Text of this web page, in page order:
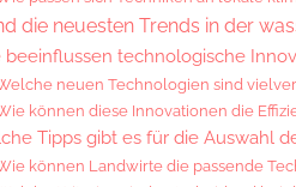
die neuesten Trends in der
beeinflussen technologische
neuen Technologien sind
können diese Innovationen die
Tipps gibt es für die Auswahl
können Landwirte die passende